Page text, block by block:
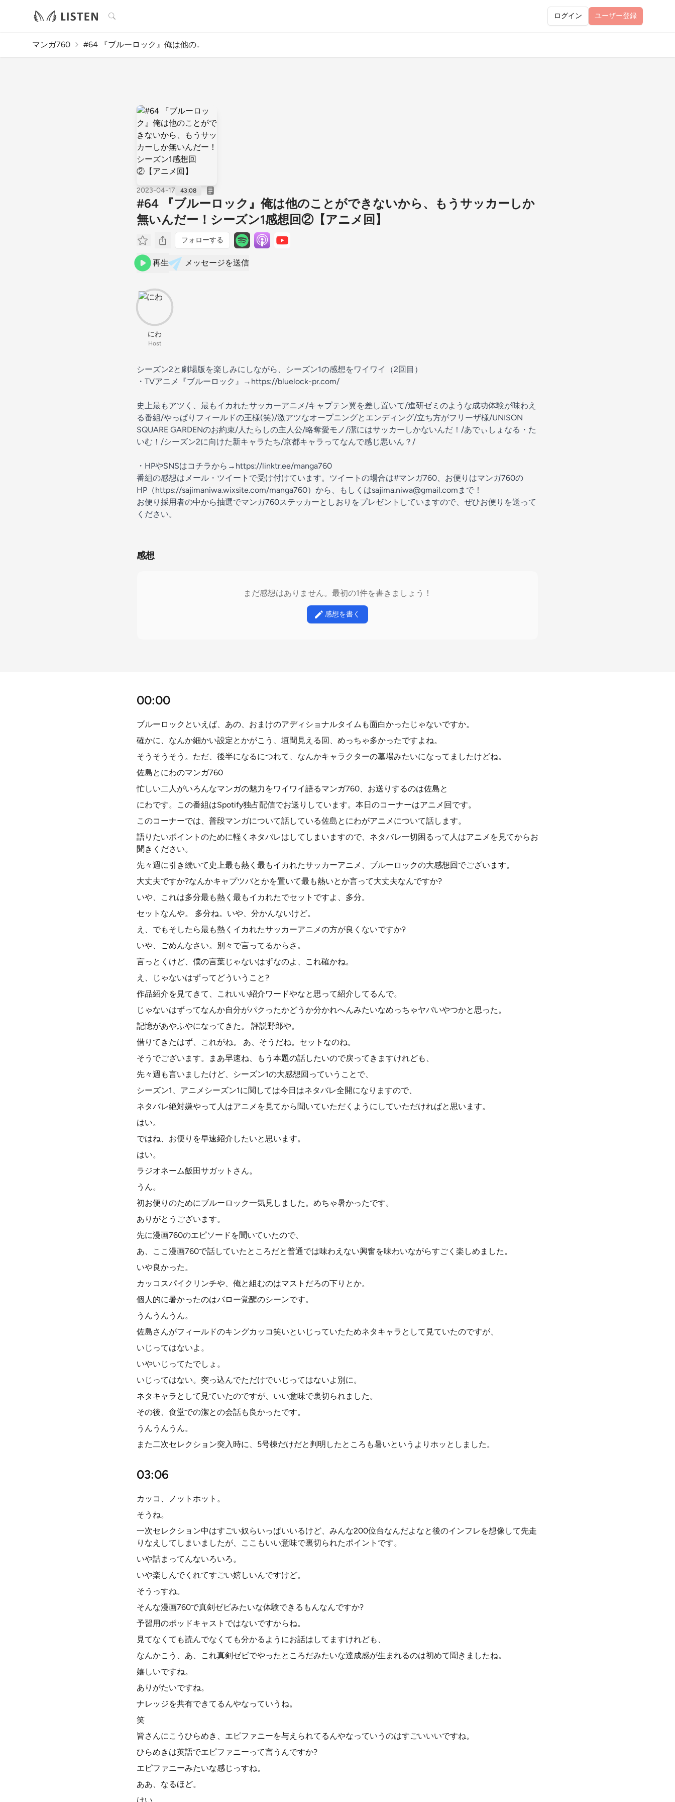
検索 ログイン ユーザー登録
マンガ760 #64 『ブルーロック』俺は他の..
2023-04-17 43:08
#64 『ブルーロック』俺は他のことができないから、もうサッカーしか
無いんだー！シーズン1感想回②【アニメ回】
フォローする
再生 メッセージを送信
にわ
Host
シーズン2と劇場版を楽しみにしながら、シーズン1の感想をワイワイ（2回目）
・TVアニメ『ブルーロック』→ https://bluelock-pr.com/
史上最もアツく、最もイカれたサッカーアニメ/キャプテン翼を差し置いて/進研ゼミのような成功体験が味わえ
る番組/やっぱりフィールドの王様(笑)/激アツなオープニングとエンディング/立ち方がフリーザ様/UNISON
SQUARE GARDENのお約束/人たらしの主人公/略奪愛モノ/潔にはサッカーしかないんだ！/あでぃしょなる・た
いむ！/シーズン2に向けた新キャラたち/京都キャラってなんで感じ悪いん？/
・HPやSNSはコチラから→ https://linktr.ee/manga760
番組の感想はメール・ツイートで受け付けています。ツイートの場合は#マンガ760、お便りはマンガ760の
HP（https://sajimaniwa.wixsite.com/manga760）から、もしくはsajima.niwa@gmail.comまで！
お便り採用者の中から抽選でマンガ760ステッカーとしおりをプレゼントしていますので、ぜひお便りを送って
ください。
感想
まだ感想はありません。最初の1件を書きましょう！
感想を書く
00:00
ブルーロックといえば、あの、おまけのアディショナルタイムも面白かったじゃないですか。
確かに、なんか細かい設定とかがこう、垣間見える回、めっちゃ多かったですよね。
そうそうそう。ただ、後半になるにつれて、なんかキャラクターの墓場みたいになってましたけどね。
佐島とにわのマンガ760
忙しい二人がいろんなマンガの魅力をワイワイ語るマンガ760、お送りするのは佐島と
にわです。この番組はSpotify独占配信でお送りしています。本日のコーナーはアニメ回です。
このコーナーでは、普段マンガについて話している佐島とにわがアニメについて話します。
語りたいポイントのために軽くネタバレはしてしまいますので、ネタバレ一切困るって人はアニメを見てからお
聞きください。
先々週に引き続いて史上最も熱く最もイカれたサッカーアニメ、ブルーロックの大感想回でございます。
大丈夫ですか?なんかキャプツバとかを置いて最も熱いとか言って大丈夫なんですか?
いや、これは多分最も熱く最もイカれたでセットですよ、多分。
セットなんや。 多分ね。いや、分かんないけど。
え、でもそしたら最も熱くイカれたサッカーアニメの方が良くないですか?
いや、ごめんなさい。別々で言ってるからさ。
言っとくけど、僕の言葉じゃないはずなのよ、これ確かね。
え、じゃないはずってどういうこと?
作品紹介を見てきて、これいい紹介ワードやなと思って紹介してるんで。
じゃないはずってなんか自分がパクったかどうか分かれへんみたいなめっちゃヤバいやつかと思った。
記憶があやふやになってきた。 評説野郎や。
借りてきたはず、これがね。 あ、そうだね。セットなのね。
そうでございます。まあ早速ね、もう本題の話したいので戻ってきますけれども、
先々週も言いましたけど、シーズン1の大感想回っていうことで、
シーズン1、アニメシーズン1に関しては今日はネタバレ全開になりますので、
ネタバレ絶対嫌やって人はアニメを見てから聞いていただくようにしていただければと思います。
はい。
ではね、お便りを早速紹介したいと思います。
はい。
ラジオネーム飯田サガットさん。
うん。
初お便りのためにブルーロック一気見しました。めちゃ暑かったです。
ありがとうございます。
先に漫画760のエピソードを聞いていたので、
あ、ここ漫画760で話していたところだと普通では味わえない興奮を味わいながらすごく楽しめました。
いや良かった。
カッコスパイクリンチや、俺と組むのはマストだろの下りとか。
個人的に暑かったのはバロー覚醒のシーンです。
うんうんうん。
佐島さんがフィールドのキングカッコ笑いといじっていたためネタキャラとして見ていたのですが、
いじってはないよ。
いやいじってたでしょ。
いじってはない。突っ込んでただけでいじってはないよ別に。
ネタキャラとして見ていたのですが、いい意味で裏切られました。
その後、食堂での潔との会話も良かったです。
うんうんうん。
また二次セレクション突入時に、5号棟だけだと判明したところも暑いというよりホッとしました。
03:06
カッコ、ノットホット。
そうね。
一次セレクション中はすごい奴らいっぱいいるけど、みんな200位台なんだよなと後のインフレを想像して先走
りなえしてしまいましたが、ここもいい意味で裏切られたポイントです。
いや詰まってんないろいろ。
いや楽しんでくれてすごい嬉しいんですけど。
そうっすね。
そんな漫画760で真剣ゼビみたいな体験できるもんなんですか?
予習用のポッドキャストではないですからね。
見てなくても読んでなくても分かるようにお話はしてますけれども、
なんかこう、あ、これ真剣ゼビでやったところだみたいな達成感が生まれるのは初めて聞きましたね。
嬉しいですね。
ありがたいですね。
ナレッジを共有できてるんやなっていうね。
笑
皆さんにこうひらめき、エピファニーを与えられてるんやなっていうのはすごいいいですね。
ひらめきは英語でエピファニーって言うんですか?
エピファニーみたいな感じっすね。
ああ、なるほど。